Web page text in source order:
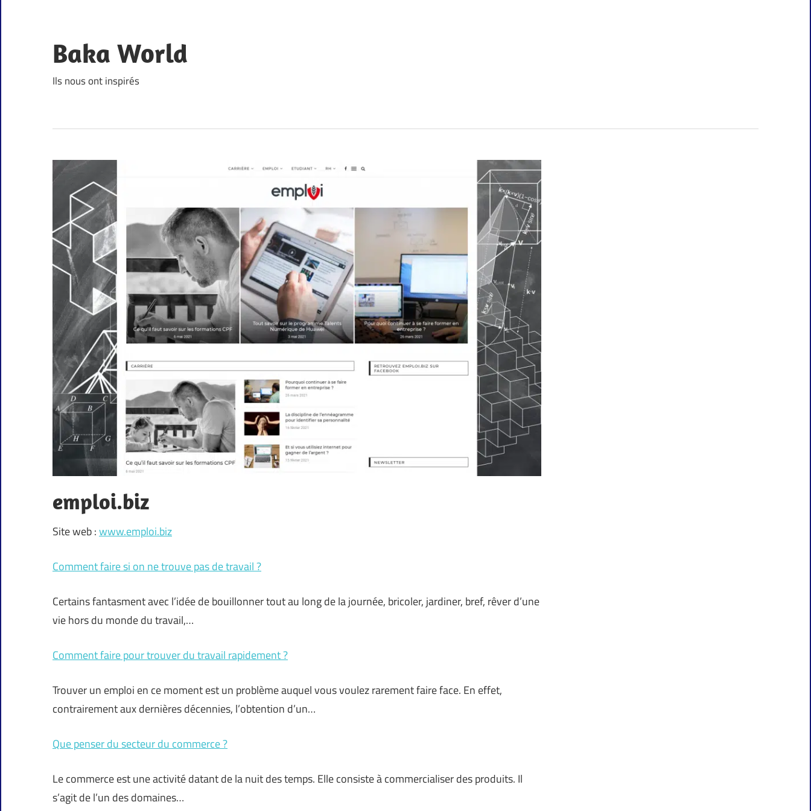
content
Baka World
Ils nous ont inspirés
emploi.biz
Site web :www.emploi.biz
Comment faire si on ne trouve pas de travail ?
Certains fantasment avec l’idée de bouillonner tout au long de la journée, bricoler, jardiner, bref, rêver d’une
vie hors du monde du travail,…
Comment faire pour trouver du travail rapidement ?
Trouver un emploi en ce moment est un problème auquel vous voulez rarement faire face. En effet,
contrairement aux dernières décennies, l’obtention d’un…
Que penser du secteur du commerce ?
Le commerce est une activité datant de la nuit des temps. Elle consiste à commercialiser des produits. Il
s’agit de l’un des domaines…